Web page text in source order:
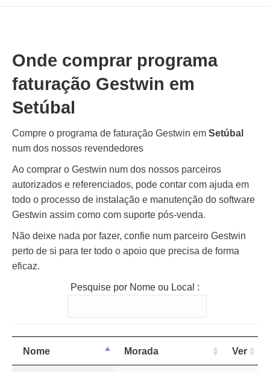
Onde comprar programa
faturação Gestwin em
Setúbal
Compre o programa de faturação Gestwin em Setúbal
num dos nossos revendedores
Ao comprar o Gestwin num dos nossos parceiros
autorizados e referenciados, pode contar com ajuda em
todo o processo de instalação e manutenção do software
Gestwin assim como com suporte pós-venda.
Não deixe nada por fazer, confie num parceiro Gestwin
perto de si para ter todo o apoio que precisa de forma
eficaz.
Pesquise por Nome ou Local :
Nome Morada Ver